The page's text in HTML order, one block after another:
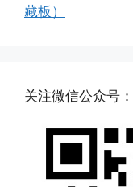
藏板）
关注微信公众号：